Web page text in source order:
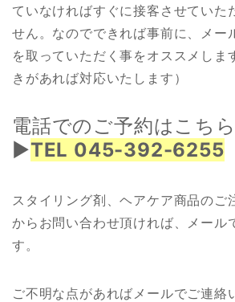
ていなければすぐに接客させていた
せん。なのでできれば事前に、メー
を取っていただく事をオススメしま
きがあれば対応いたします）
電話でのご予約はこち
▶︎TEL 045-392-6255
スタイリング剤、ヘアケア商品のご
からお問い合わせ頂ければ、メール
す。
ご不明な点があればメールでご連絡